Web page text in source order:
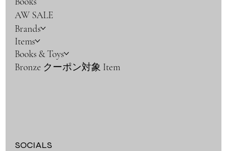
AW SALE
Brands
Items
Books & Toys
Bronze クーポン対象 Item
SOCIALS